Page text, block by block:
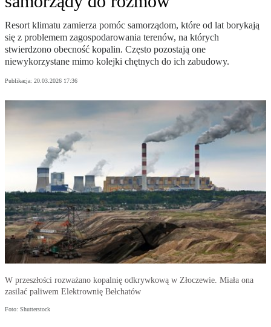
Resort klimatu zamierza pomóc samorządom, które od lat borykają
się z problemem zagospodarowania terenów, na których
stwierdzono obecność kopalin. Często pozostają one
niewykorzystane mimo kolejki chętnych do ich zabudowy.
Publikacja: 20.03.2026 17:36
W przeszłości rozważano kopalnię odkrywkową w Złoczewie. Miała ona
zasilać paliwem Elektrownię Bełchatów
Foto: Shutterstock